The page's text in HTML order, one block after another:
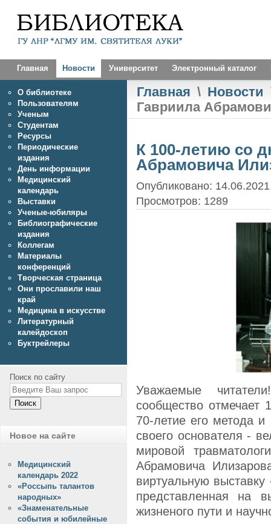
Главная Новости Университет Электронный каталог
Главная \ Новости
Гавриила
К 100-летию со
Абрамовича
Опубликовано:
Просмотров: 1289
Уважаемые
сообщество отмечает
70-летие его метода
своего основателя -
мировой
Абрамовича
виртуальную выставку
представленная на
жизненого пути и
О библиотеке
Пользователям
Ученым
Студентам
Ресурсы
Периодические
издания
День информации
Медицинский
календарь
Выставки
Ученые-юбиляры
Библиографические
издания
Коллегам
Материалы
конференций
Творческая страница
Они прославили наш
край
Медицина в искусстве
Литературный
калейдоскоп
Буктрейлеры
Поиск по сайту
Поиск
Новое на сайте
Медицинский
календарь 2022
«Россыпь талантов
народных»
«Знаменательные
события и юбилейные